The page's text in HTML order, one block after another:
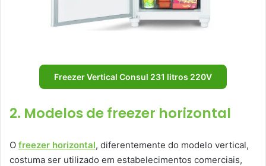
Freezer Vertical Consul 231 litros 220V
2. Modelos de freezer horizontal
O freezer horizontal, diferentemente do modelo vertical,
costuma ser utilizado em estabelecimentos comerciais,